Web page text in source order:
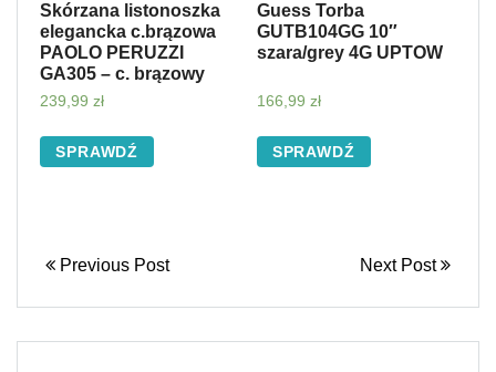
Skórzana listonoszka
elegancka c.brązowa
PAOLO PERUZZI
GA305 – c. brązowy
239,99 zł
SPRAWDŹ
Guess Torba
GUTB104GG 10″
szara/grey 4G UPTOW
166,99 zł
SPRAWDŹ
Previous Post Next Post